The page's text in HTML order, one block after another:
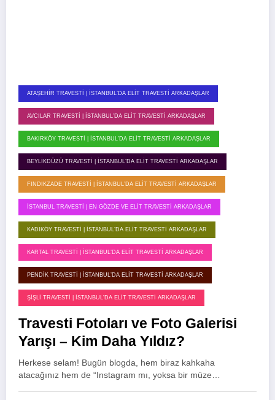
ATAŞEHIR TRAVESTI | İSTANBUL’DA ELIT TRAVESTI ARKADAŞLAR
AVCILAR TRAVESTI | İSTANBUL’DA ELIT TRAVESTI ARKADAŞLAR
BAKIRKÖY TRAVESTI | İSTANBUL’DA ELIT TRAVESTI ARKADAŞLAR
BEYLIKDÜZÜ TRAVESTI | İSTANBUL’DA ELIT TRAVESTI ARKADAŞLAR
FINDIKZADE TRAVESTI | İSTANBUL’DA ELIT TRAVESTI ARKADAŞLAR
İSTANBUL TRAVESTI | EN GÖZDE VE ELIT TRAVESTI ARKADAŞLAR
KADIKÖY TRAVESTI | İSTANBUL’DA ELIT TRAVESTI ARKADAŞLAR
KARTAL TRAVESTI | İSTANBUL’DA ELIT TRAVESTI ARKADAŞLAR
PENDIK TRAVESTI | İSTANBUL’DA ELIT TRAVESTI ARKADAŞLAR
ŞIŞLI TRAVESTI | İSTANBUL'DA ELIT TRAVESTI ARKADAŞLAR
Travesti Fotoları ve Foto Galerisi
Yarışı – Kim Daha Yıldız?
Herkese selam! Bugün blogda, hem biraz kahkaha
atacağınız hem de “Instagram mı, yoksa bir müze…